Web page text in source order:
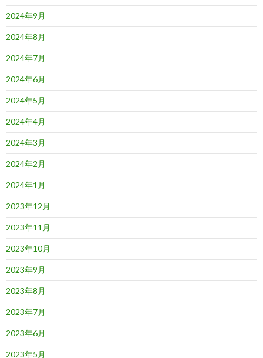
2024年9月
2024年8月
2024年7月
2024年6月
2024年5月
2024年4月
2024年3月
2024年2月
2024年1月
2023年12月
2023年11月
2023年10月
2023年9月
2023年8月
2023年7月
2023年6月
2023年5月